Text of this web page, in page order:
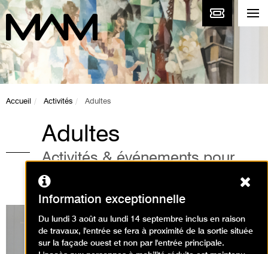
Accueil Activités Adultes
Adultes
Activités & événements pour
adultes au musée
Information exceptionnelle
Du lundi 3 août au lundi 14 septembre inclus en raison
de travaux, l'entrée se fera à proximité de la sortie située
sur la façade ouest et non par l'entrée principale.